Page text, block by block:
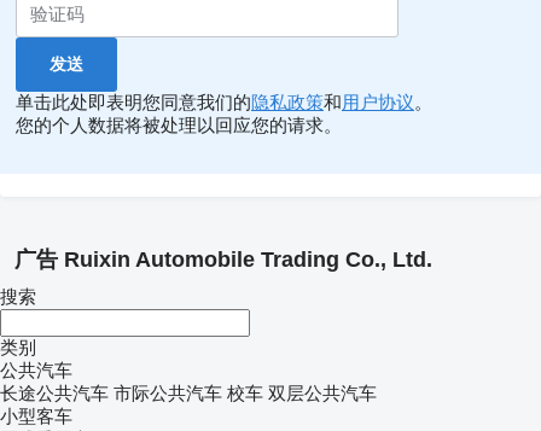
单击此处即表明您同意我们的隐私政策和用户协议。
您的个人数据将被处理以回应您的请求。
广告 Ruixin Automobile Trading Co., Ltd.
搜索
类别
公共汽车
长途公共汽车 市际公共汽车 校车 双层公共汽车
小型客车